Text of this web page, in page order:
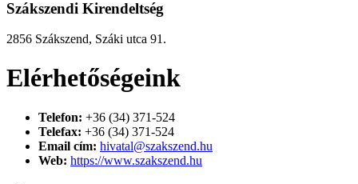
Szákszendi Kirendeltség
2856 Szákszend, Száki utca 91.
Elérhetőségeink
Telefon: +36 (34) 371-524
Telefax: +36 (34) 371-524
Email cím: hivatal@szakszend.hu
Web: https://www.szakszend.hu